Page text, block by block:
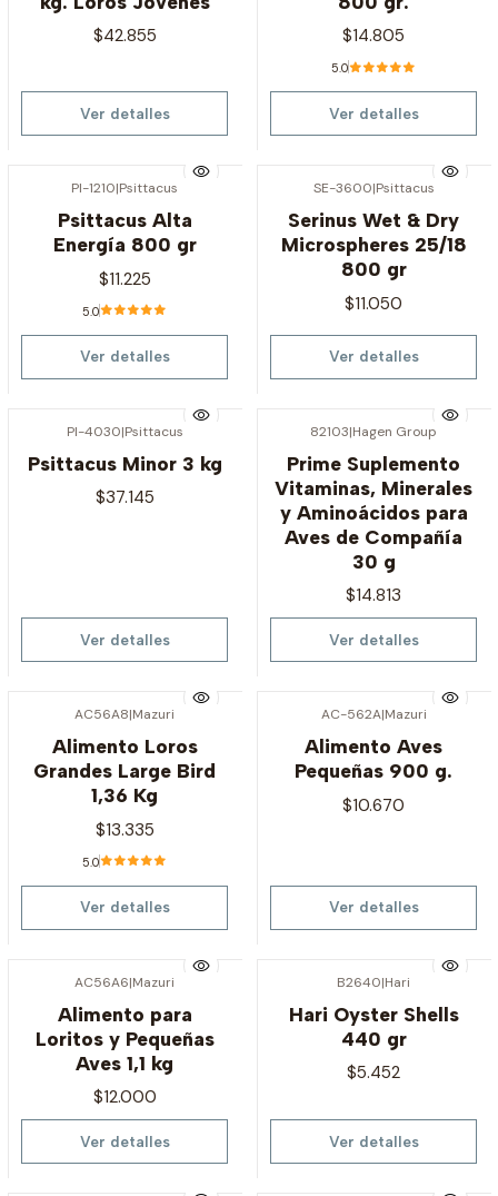
$42.855
Ver detalles
$14.805
5.0
Ver detalles
PI-1210|Psittacus
Psittacus Alta
Energía 800 gr
$11.225
5.0
Ver detalles
SE-3600|Psittacus
Serinus Wet & Dry
Microspheres 25/18
800 gr
$11.050
Ver detalles
PI-4030|Psittacus
Psittacus Minor 3 kg
$37.145
Ver detalles
82103|Hagen Group
Prime Suplemento
Vitaminas, Minerales
y Aminoácidos para
Aves de Compañía
30 g
$14.813
Ver detalles
AC56A8|Mazuri
Alimento Loros
Grandes Large Bird
1,36 Kg
$13.335
5.0
Ver detalles
AC-562A|Mazuri
Alimento Aves
Pequeñas 900 g.
$10.670
Ver detalles
AC56A6|Mazuri
Alimento para
Loritos y Pequeñas
Aves 1,1 kg
$12.000
Ver detalles
B2640|Hari
Hari Oyster Shells
440 gr
$5.452
Ver detalles